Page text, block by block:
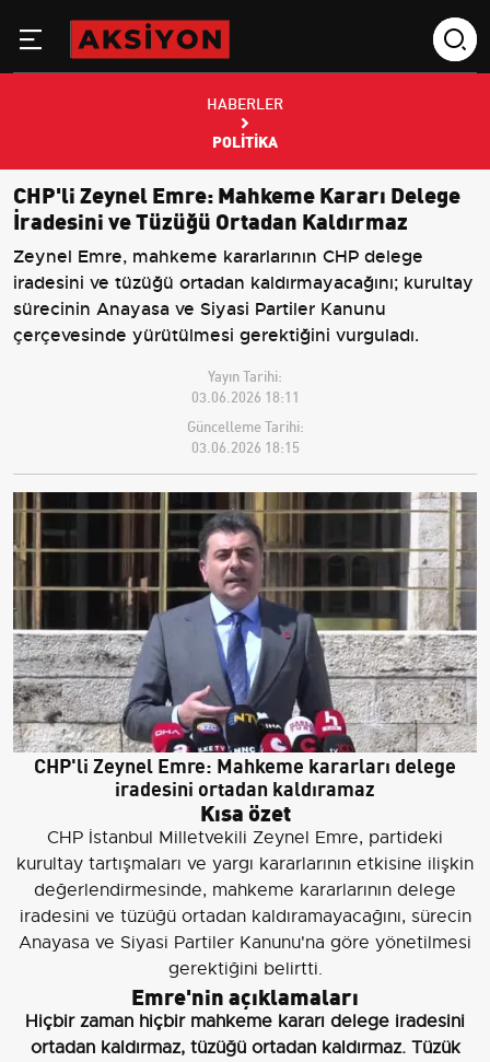
HABERLER
POLITIKA
CHP'li Zeynel Emre: Mahkeme Kararı Delege
İradesini ve Tüzüğü Ortadan Kaldırmaz
Zeynel Emre, mahkeme kararlarının CHP delege
iradesini ve tüzüğü ortadan kaldırmayacağını; kurultay
sürecinin Anayasa ve Siyasi Partiler Kanunu
çerçevesinde yürütülmesi gerektiğini vurguladı.
Yayın Tarihi:
03.06.2026 18:11
Güncelleme Tarihi:
03.06.2026 18:15
CHP'li Zeynel Emre: Mahkeme kararları delege
iradesini ortadan kaldıramaz
Kısa özet
CHP İstanbul Milletvekili Zeynel Emre, partideki
kurultay tartışmaları ve yargı kararlarının etkisine ilişkin
değerlendirmesinde, mahkeme kararlarının delege
iradesini ve tüzüğü ortadan kaldıramayacağını, sürecin
Anayasa ve Siyasi Partiler Kanunu'na göre yönetilmesi
gerektiğini belirtti.
Emre'nin açıklamaları
Hiçbir zaman hiçbir mahkeme kararı delege iradesini
ortadan kaldırmaz, tüzüğü ortadan kaldırmaz. Tüzük